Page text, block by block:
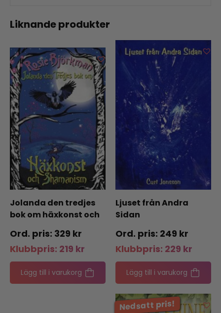
Liknande produkter
Jolanda den tredjes
bok om häxkonst och
329 kr
Klubbpris: 219 kr
Lägg till i varukorg
Ljuset från Andra
Sidan
249 kr
Klubbpris: 229 kr
Lägg till i varukorg